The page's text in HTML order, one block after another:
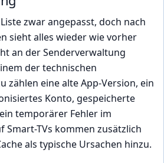
zwar angepasst, doch nach
sieht alles wieder wie vorher
an der Senderverwaltung
der technischen
zählen eine alte App-Version, ein
Konto, gespeicherte
temporärer Fehler im
Smart-TVs kommen zusätzlich
als typische Ursachen hinzu.